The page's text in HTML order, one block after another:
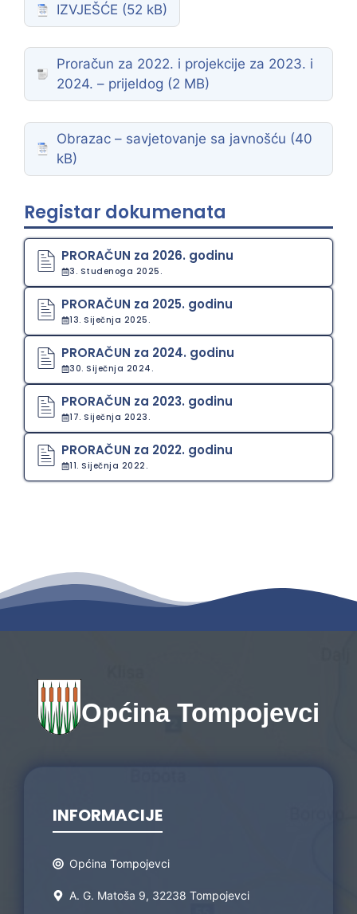
IZVJEŠĆE
Proračun za 2022. i projekcije za 2023. i
2024. – prijeldog
Obrazac – savjetovanje sa javnošću
Registar dokumenata
PRORAČUN za 2026. godinu
3. Studenoga 2025.
PRORAČUN za 2025. godinu
13. Siječnja 2025.
PRORAČUN za 2024. godinu
30. Siječnja 2024.
PRORAČUN za 2023. godinu
17. Siječnja 2023.
PRORAČUN za 2022. godinu
11. Siječnja 2022.
Općina Tompojevci
INFORMACIJE
Općina Tompojevci
A. G. Matoša 9, 32238 Tompojevci